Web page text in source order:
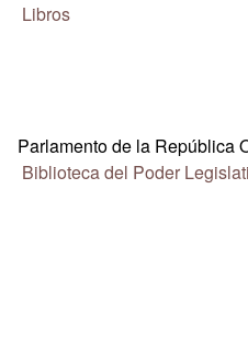
Libros
Parlamento de la República
Biblioteca del Poder